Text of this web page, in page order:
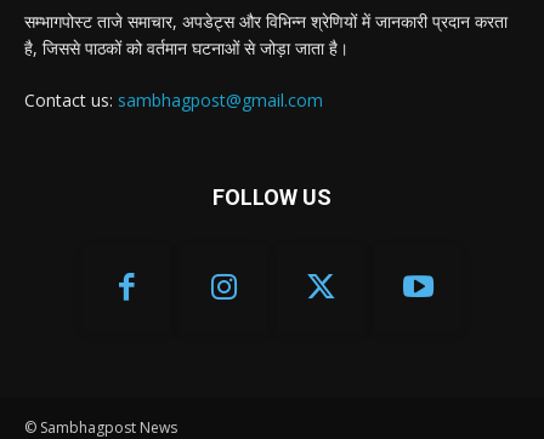
सम्भागपोस्ट ताजे समाचार, अपडेट्स और विभिन्न श्रेणियों में जानकारी प्रदान करता
है, जिससे पाठकों को वर्तमान घटनाओं से जोड़ा जाता है।
Contact us: sambhagpost@gmail.com
FOLLOW US
© Sambhagpost News